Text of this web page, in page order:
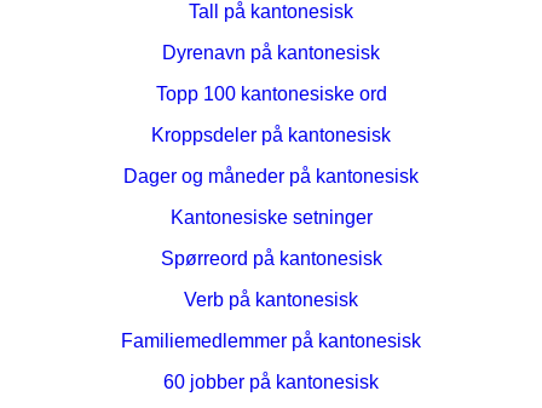
Tall på kantonesisk
Dyrenavn på kantonesisk
Topp 100 kantonesiske ord
Kroppsdeler på kantonesisk
Dager og måneder på kantonesisk
Kantonesiske setninger
Spørreord på kantonesisk
Verb på kantonesisk
Familiemedlemmer på kantonesisk
60 jobber på kantonesisk